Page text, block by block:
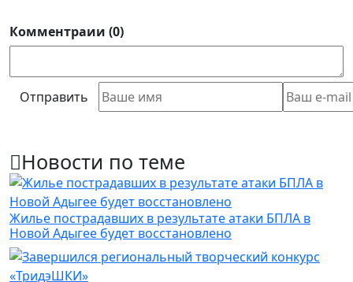
Комментраии (0)
Отправить
Новости по теме
Жилье пострадавших в результате атаки БПЛА в
Новой Адыгее будет восстановлено